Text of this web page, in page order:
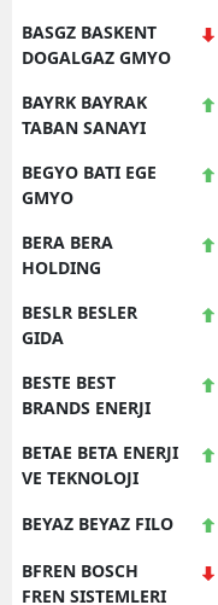
BASGZ BASKENT
DOGALGAZ GMYO
BAYRK BAYRAK
TABAN SANAYI
BEGYO BATI EGE
GMYO
BERA BERA
HOLDING
BESLR BESLER
GIDA
BESTE BEST
BRANDS ENERJI
BETAE BETA ENERJI
VE TEKNOLOJI
BEYAZ BEYAZ FILO
BFREN BOSCH
FREN SISTEMLERI